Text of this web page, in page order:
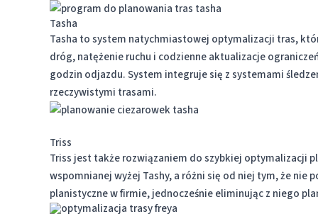
Tasha
Tasha to system natychmiastowej optymalizacji tras,
dróg, natężenie ruchu i codzienne aktualizacje
godzin odjazdu. System integruje się z systemami
rzeczywistymi trasami.
Triss
Triss jest także rozwiązaniem do szybkiej optymalizacji
wspomnianej wyżej Tashy, a różni się od niej tym, że
planistyczne w firmie, jednocześnie eliminując z niego